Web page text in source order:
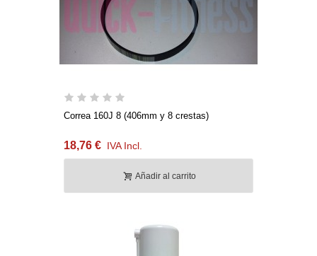
Correa 160J 8 (406mm y 8 crestas)
18,76 € IVA Incl.
Añadir al carrito